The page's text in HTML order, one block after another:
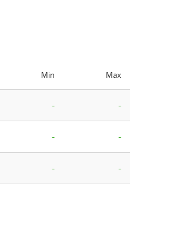
Min Max
- -
- -
- -